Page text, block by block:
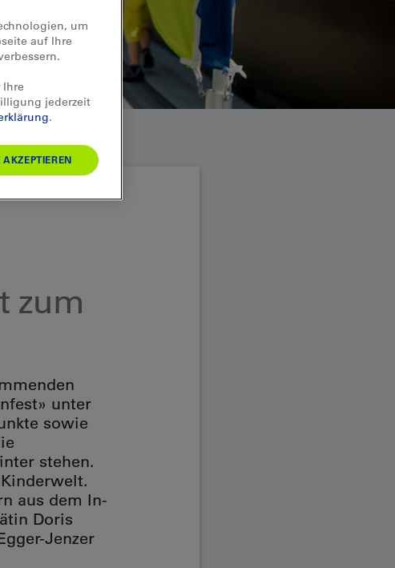
zum
unter
sowie
stehen.
aus dem In-
Doris
Jenzer
um
auf Ihre
jederzeit
.